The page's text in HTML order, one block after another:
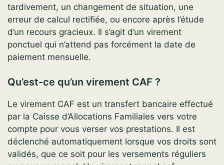
tardivement, un changement de situation, une
erreur de calcul rectifiée, ou encore après l’étude
d’un recours gracieux. Il s’agit d’un virement
ponctuel qui n’attend pas forcément la date de
paiement mensuelle.
Qu’est-ce qu’un virement CAF ?
Le virement CAF est un transfert bancaire effectué
par la Caisse d’Allocations Familiales vers votre
compte pour vous verser vos prestations. Il est
déclenché automatiquement lorsque vos droits sont
validés, que ce soit pour les versements réguliers